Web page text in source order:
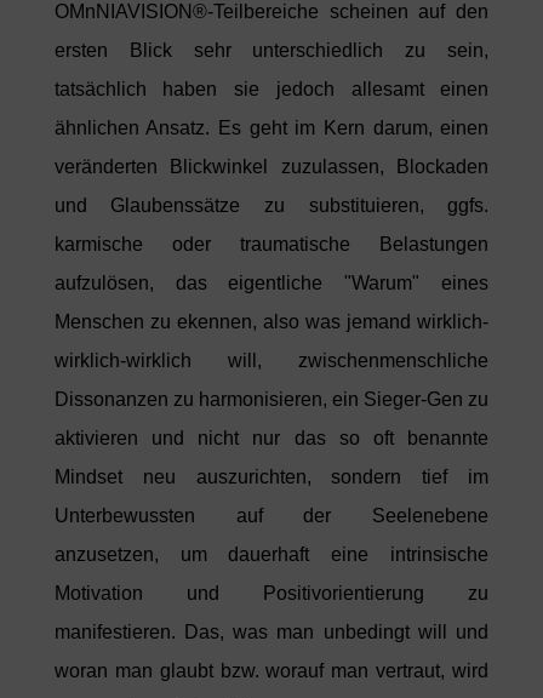
OMnNIAVISION®-Teilbereiche scheinen auf den
ersten Blick sehr unterschiedlich zu sein,
tatsächlich haben sie jedoch allesamt einen
ähnlichen Ansatz. Es geht im Kern darum, einen
veränderten Blickwinkel zuzulassen, Blockaden
und Glaubenssätze zu substituieren, ggfs.
karmische oder traumatische Belastungen
aufzulösen, das eigentliche "Warum" eines
Menschen zu ekennen, also was jemand wirklich-
wirklich-wirklich will, zwischenmenschliche
Dissonanzen zu harmonisieren, ein Sieger-Gen zu
aktivieren und nicht nur das so oft benannte
Mindset neu auszurichten, sondern tief im
Unterbewussten auf der Seelenebene
anzusetzen, um dauerhaft eine intrinsische
Motivation und Positivorientierung zu
manifestieren. Das, was man unbedingt will und
woran man glaubt bzw. worauf man vertraut, wird